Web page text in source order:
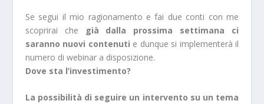
Se segui il mio ragionamento e fai due conti con me
scoprirai che
già dalla prossima settimana ci
saranno nuovi contenuti e dunque si implementerà il
numero di webinar a disposizione.
Dove sta l’investimento?
La possibilità di seguire un intervento su un tema